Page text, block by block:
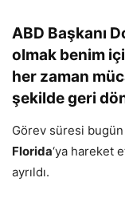
ABD Başkanı
olmak benim
her zaman
şekilde geri
Görev süresi
Florida‘ya hareket
ayrıldı.